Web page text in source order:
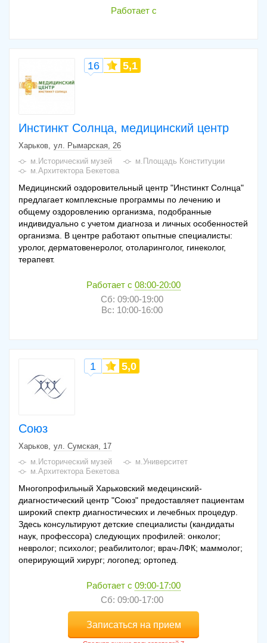
Работает с
Инстинкт Солнца, медицинский центр
16 5,1
Харьков ул. Рымарская, 26
м.Исторический музей
м.Площадь Конституции
м.Архитектора Бекетова
Медицинский оздоровительный центр "Инстинкт Солнца"
предлагает комплексные программы по лечению и
общему оздоровлению организма, подобранные
индивидуально с учетом диагноза и личных особенностей
организма. В центре работают опытные специалисты:
уролог, дерматовенеролог, отоларинголог, гинеколог,
терапевт.
Работает с 08:00-20:00
Сб: 09:00-19:00
Вс: 10:00-16:00
Союз
1 5,0
Харьков ул. Сумская, 17
м.Исторический музей
м.Университет
м.Архитектора Бекетова
Многопрофильный Харьковский медецинский-
диагностический центр "Союз" предоставляет пациентам
широкий спектр диагностических и лечебных процедур.
Здесь консультируют детские специалисты (кандидаты
наук, профессора) следующих профилей: онколог;
невролог; психолог; реабилитолог; врач-ЛФК; маммолог;
оперирующий хирург; логопед; ортопед.
Работает с 09:00-17:00
Сб: 09:00-17:00
Записаться на прием